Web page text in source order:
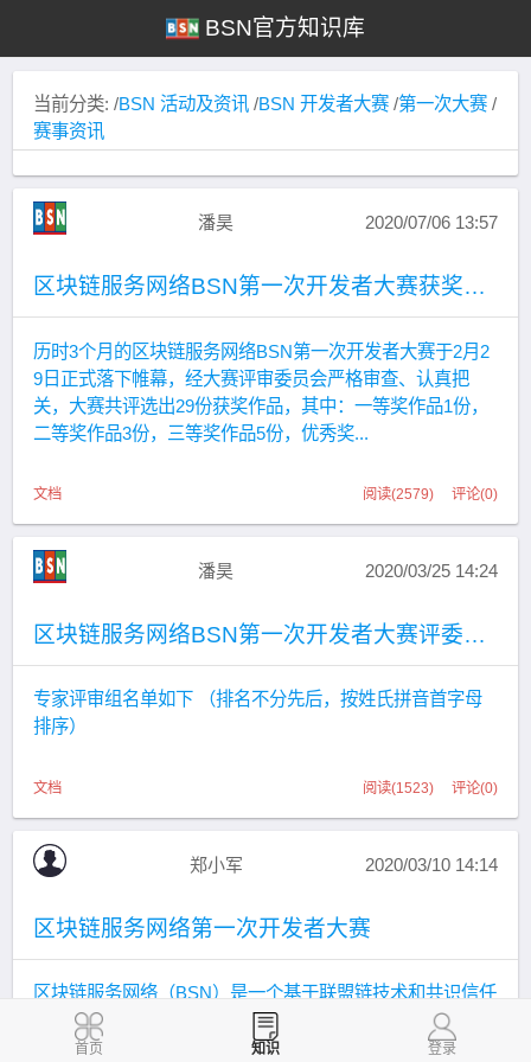
BSN官方知识库
首页 知识 登录
当前分类: /BSN 活动及资讯/BSN 开发者大赛/第一次大赛/
赛事资讯
潘昊 2020/07/06 13:57
区块链服务网络BSN第一次开发者大赛获奖情况
历时3个月的区块链服务网络BSN第一次开发者大赛于2月2
9日正式落下帷幕，经大赛评审委员会严格审查、认真把
关，大赛共评选出29份获奖作品，其中：一等奖作品1份，
二等奖作品3份，三等奖作品5份，优秀奖...
文档 阅读(2579) 评论(0)
潘昊 2020/03/25 14:24
区块链服务网络BSN第一次开发者大赛评委名单
专家评审组名单如下 （排名不分先后，按姓氏拼音首字母
排序）
文档 阅读(1523) 评论(0)
郑小军 2020/03/10 14:14
区块链服务网络第一次开发者大赛
区块链服务网络（BSN）是一个基于联盟链技术和共识信任
机制的全球性基础设施网络，致力于改变目前联盟链应用的
局域网架构高成本问题，以互联网理念为开发者提供公共区